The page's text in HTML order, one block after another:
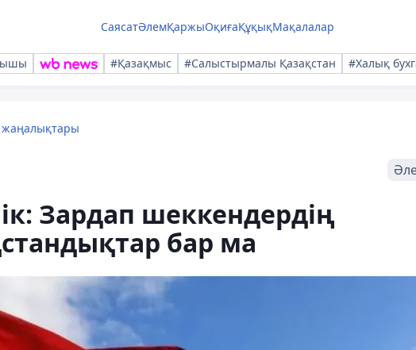
СаясатӘлемҚаржыОқиғаҚұқықМақалалар
#Қазақмыс #Салыстырмалы Қазақстан #Халық
Зардап шеккендердің
бар ма